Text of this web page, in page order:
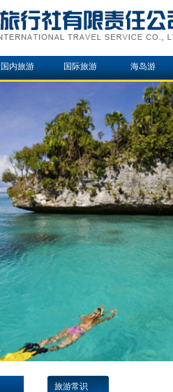
国内旅游 国际旅游 海岛游
旅游常识